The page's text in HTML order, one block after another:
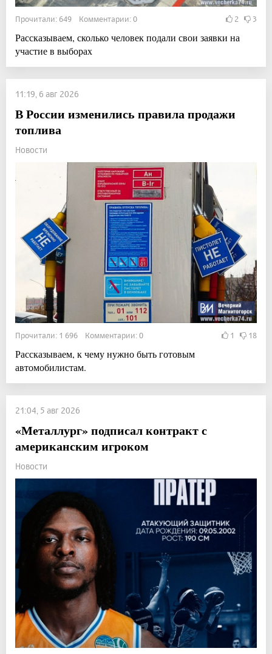
Прочитали: 649 Комментарии: 0 2 3
Рассказываем, сколько человек подали свои заявки на
участие в выборах
11:19, 6 авг 2026
В России изменились правила продажи
топлива
Новости
Прочитали: 1 696 Комментарии: 0 1 18
Рассказываем, к чему нужно быть готовым
автомобилистам.
21:04, 5 авг 2026
«Металлург» подписал контракт с
американским игроком
Новости